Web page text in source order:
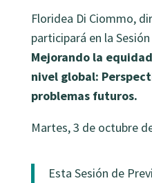
Floridea Di Ciommo,
participará en la
Mejorando la
nivel global:
problemas futuros.
Martes, 3 de octubre
Esta Sesión de